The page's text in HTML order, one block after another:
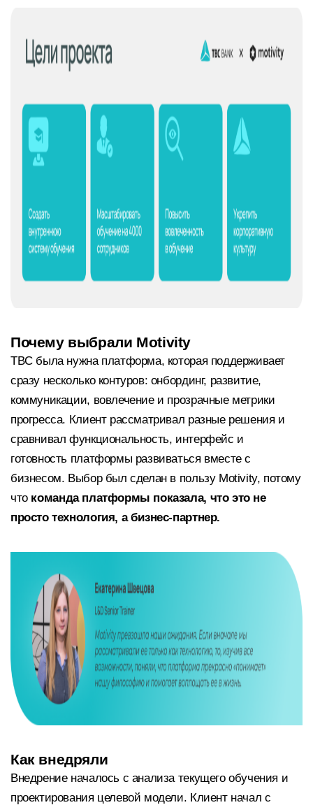
Почему выбрали Motivity
TBC была нужна платформа, которая поддерживает
сразу несколько контуров: онбординг, развитие,
коммуникации, вовлечение и прозрачные метрики
прогресса. Клиент рассматривал разные решения и
сравнивал функциональность, интерфейс и
готовность платформы развиваться вместе с
бизнесом. Выбор был сделан в пользу Motivity, потому
что команда платформы показала, что это не
просто технология, а бизнес-партнер.
Как внедряли
Внедрение началось с анализа текущего обучения и
проектирования целевой модели. Клиент начал с